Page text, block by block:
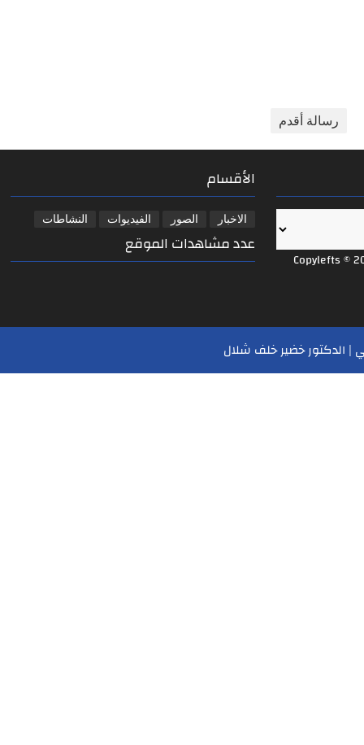
رسالة أقدم
Copylefts ©
الأقسام
الاخبار الصور الفيديوات النشاطات
عدد مشاهدات الموقع
| الدكتور خضير خلف شلال